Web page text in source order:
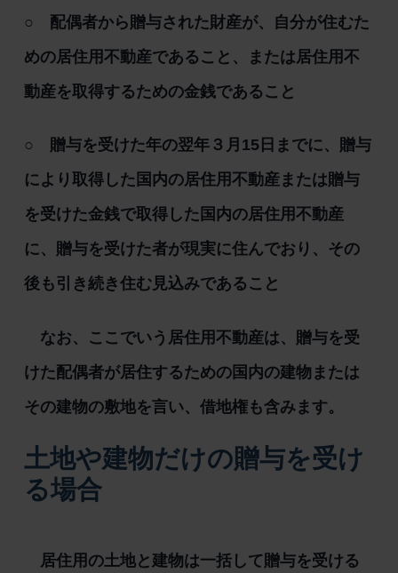
○ 配偶者から贈与された財産が、自分が住むた
めの居住用不動産であること、または居住用不
動産を取得するための金銭であること
○ 贈与を受けた年の翌年３月15日までに、贈与
により取得した国内の居住用不動産または贈与
を受けた金銭で取得した国内の居住用不動産
に、贈与を受けた者が現実に住んでおり、その
後も引き続き住む見込みであること
なお、ここでいう居住用不動産は、贈与を受
けた配偶者が居住するための国内の建物または
その建物の敷地を言い、借地権も含みます。
土地や建物だけの贈与を受け
る場合
居住用の土地と建物は一括して贈与を受ける